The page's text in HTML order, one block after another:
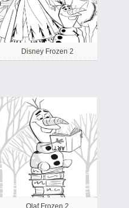
Disney Frozen 2